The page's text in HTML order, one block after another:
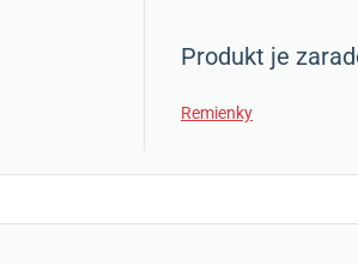
Produkt je
Remienky